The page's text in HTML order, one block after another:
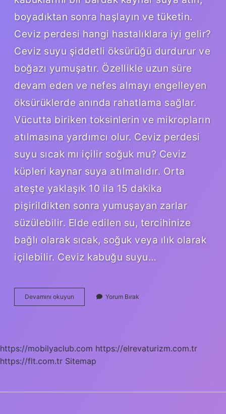
boyadıktan sonra haşlayın ve tüketin.
Ceviz perdesi hangi hastalıklara iyi gelir?
Ceviz suyu şiddetli öksürüğü durdurur ve
boğazı yumuşatır. Özellikle uzun süre
devam eden ve nefes almayı engelleyen
öksürüklerde anında rahatlama sağlar.
Vücutta biriken toksinlerin ve mikropların
atılmasına yardımcı olur. Ceviz perdesi
suyu sıcak mı içilir soğuk mu? Ceviz
küpleri kaynar suya atılmalıdır. Orta
ateşte yaklaşık 10 ila 15 dakika
pişirildikten sonra yumuşayan zarlar
süzülebilir. Elde edilen su, tercihinize
bağlı olarak sıcak, soğuk veya ılık olarak
içilebilir. Ceviz kabuğu suyu…
Devamını okuyun
Perdesi
Yorum Bırak
https://mobilyaclub.com https://elrevaturizm.com.tr
https://flt.com.tr Sitemap